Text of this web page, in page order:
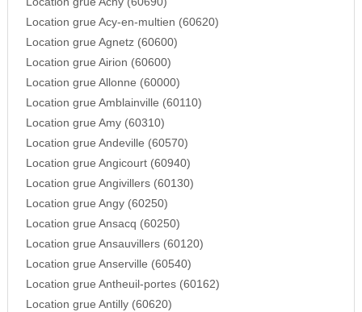
Location grue Acy-en-multien (60620)
Location grue Agnetz (60600)
Location grue Airion (60600)
Location grue Allonne (60000)
Location grue Amblainville (60110)
Location grue Amy (60310)
Location grue Andeville (60570)
Location grue Angicourt (60940)
Location grue Angivillers (60130)
Location grue Angy (60250)
Location grue Ansacq (60250)
Location grue Ansauvillers (60120)
Location grue Anserville (60540)
Location grue Antheuil-portes (60162)
Location grue Antilly (60620)